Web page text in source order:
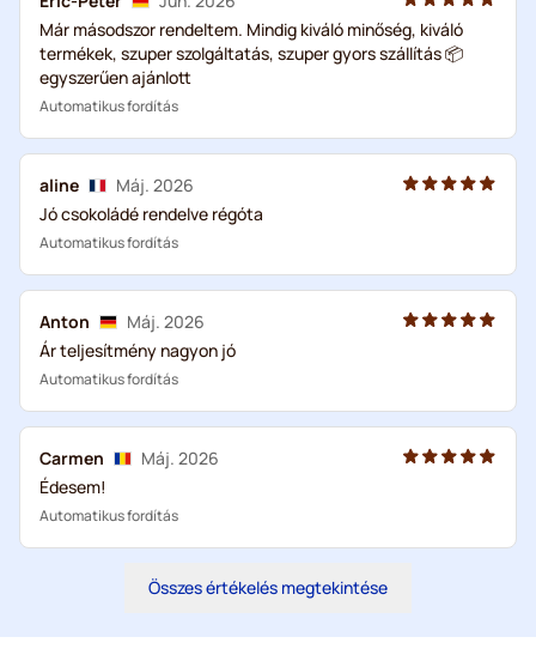
Már másodszor rendeltem. Mindig kiváló minőség, kiváló
termékek, szuper szolgáltatás, szuper gyors szállítás 📦
egyszerűen ajánlott
Automatikus fordítás
aline
Máj. 2026
Jó csokoládé rendelve régóta
Automatikus fordítás
Anton
Máj. 2026
Ár teljesítmény nagyon jó
Automatikus fordítás
Carmen
Máj. 2026
Édesem!
Automatikus fordítás
Összes értékelés megtekintése